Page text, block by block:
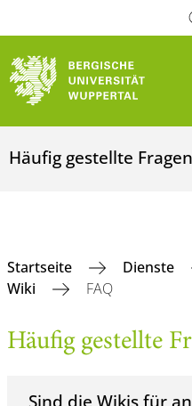
Häufig gestellte Fragen
Startseite Dienste
Wiki
FAQ
Häufig gestellte
Sind die Wikis für